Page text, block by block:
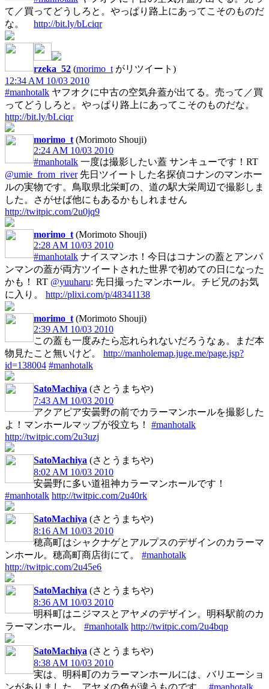
て／買ってどうしろと。やっぱり路上にあってこそのものだ
な。 http://bit.ly/bLciqr
rzeka_52 (morimo_t がリツイート)
12:34 AM 10/03 2010
#manhotalk ヤフオクに中古の空気弁蓋が出てる。売って／買
ってどうしろと。やっぱり路上にあってこそのものだな。
http://bit.ly/bLciqr
morimo_t (Morimoto Shouji)
2:24 AM 10/03 2010
#manhotalk 一度は撮影したい蓋 サンキューです！RT
@umie_from_river先日ツイートした名探偵コナンのマンホー
ルの実物です。鳥取県北栄町の、道の駅大栄周辺で撮影しま
した。さがせば他にもあるかもしれません
http://twitpic.com/2u0jq9
morimo_t (Morimoto Shouji)
2:28 AM 10/03 2010
#manhotalk ナイスマンホ！今日はコナンの蓋とアンパ
ンマンの蓋が両方ツイートされた世界で初めての日になった
かも！ RT @yuuharu: 先日撮ったマンホール。チビ兄のお気
に入り。 http://plixi.com/p/48341138
morimo_t (Morimoto Shouji)
2:39 AM 10/03 2010
この蓋も一度みたら忘れられないだろうなぁ。まだ本
物見たこと無いけど。 http://manholemap.juge.me/page.jsp?
id=138004 #manhotalk
SatoMachiya (さとうまちや)
7:43 AM 10/03 2010
アクアピア安曇野の前でカラーマンホールを撮影した
よ！マンホールマップが役立ち！ #manhotalk
http://twitpic.com/2u3uzj
SatoMachiya (さとうまちや)
8:02 AM 10/03 2010
安曇野に多い道祖神カラーマンホールです！
#manhotalk http://twitpic.com/2u40rk
SatoMachiya (さとうまちや)
8:16 AM 10/03 2010
穂高町はシャクナゲとアルプスのデザインのカラーマ
ンホール。穂高町商店街にて。 #manhotalk
http://twitpic.com/2u45e6
SatoMachiya (さとうまちや)
8:36 AM 10/03 2010
明科町はニジマスとアヤメのデザイン。明科駅前のカ
ラーマンホール。 #manhotalk http://twitpic.com/2u4bqp
SatoMachiya (さとうまちや)
8:38 AM 10/03 2010
実は、明科町のカラーマンホールには、バリエーショ
ンがありました。アヤメの色が違うものです。 #manhotalk